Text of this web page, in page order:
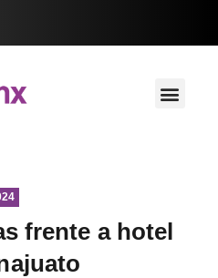
frente a hotel